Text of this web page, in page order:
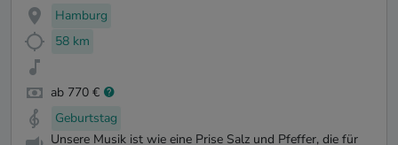
Hamburg
58 km
ab 770 €
Geburtstag
Unsere Musik ist wie eine Prise Salz und Pfeffer, die für